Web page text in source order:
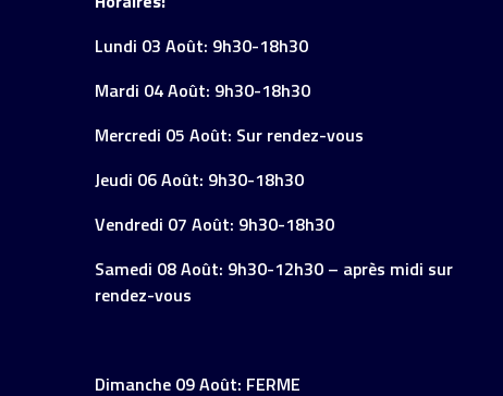
Lundi 03 Août: 9h30-18h30
Mardi 04 Août: 9h30-18h30
Mercredi 05 Août: Sur rendez-vous
Jeudi 06 Août: 9h30-18h30
Vendredi 07 Août: 9h30-18h30
Samedi 08 Août: 9h30-12h30 – après midi sur
rendez-vous
Dimanche 09 Août: FERME